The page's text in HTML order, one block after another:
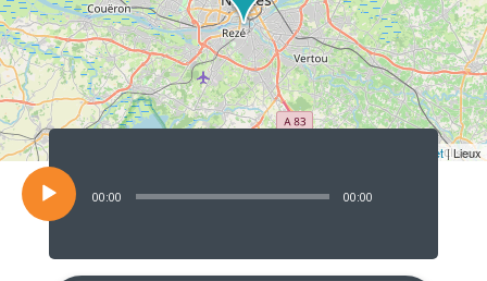
Leaflet| Lieux
Lecteur
audio
00:00 00:00